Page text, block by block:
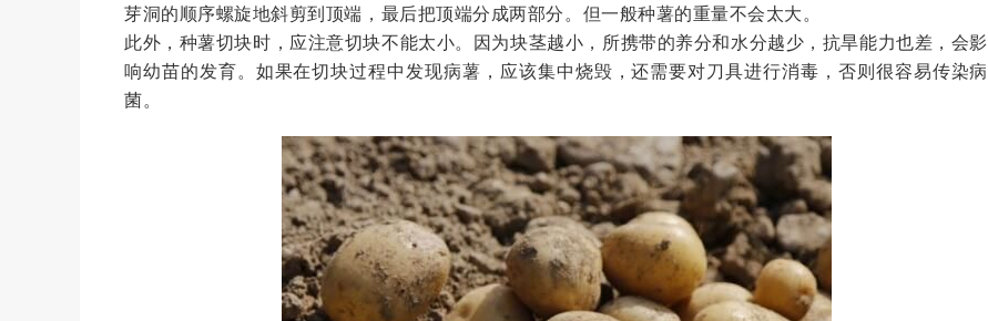
芽洞的顺序螺旋地斜剪到顶端，最后把顶端分成两部分。但一般种薯的重量不会太大。
此外，种薯切块时，应注意切块不能太小。因为块茎越小，所携带的养分和水分越少，抗旱能力也差，会影
响幼苗的发育。如果在切块过程中发现病薯，应该集中烧毁，还需要对刀具进行消毒，否则很容易传染病
菌。